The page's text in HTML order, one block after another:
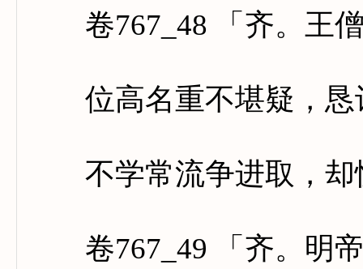
卷767_48 「齐。王僧
位高名重不堪疑，恳
不学常流争进取，却
卷767_49 「齐。明帝